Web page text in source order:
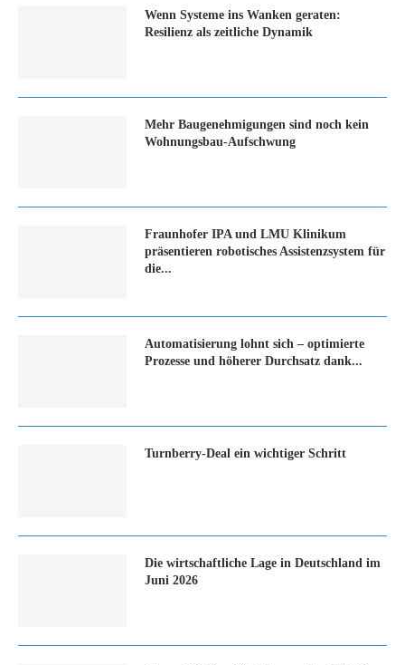
Wenn Systeme ins Wanken geraten:
Resilienz als zeitliche Dynamik
Mehr Baugenehmigungen sind noch kein
Wohnungsbau-Aufschwung
Fraunhofer IPA und LMU Klinikum
präsentieren robotisches Assistenzsystem für
die...
Automatisierung lohnt sich – optimierte
Prozesse und höherer Durchsatz dank...
Turn­ber­ry-Deal ein wich­ti­ger Schritt
Die wirtschaftliche Lage in Deutschland im
Juni 2026